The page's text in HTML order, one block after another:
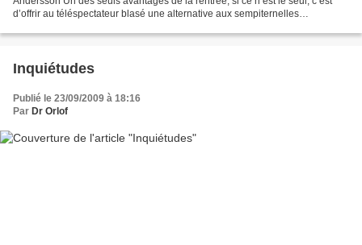
d’offrir au téléspectateur blasé une alternative aux sempiternelles
Inquiétudes
Publié le 23/09/2009 à 18:16
Par Dr Orlof